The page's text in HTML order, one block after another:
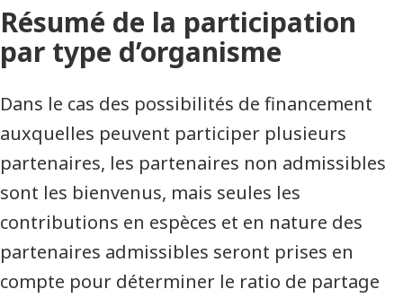
Résumé de la participation
par type d’organisme
Dans le cas des possibilités de financement
auxquelles peuvent participer plusieurs
partenaires, les partenaires non admissibles
sont les bienvenus, mais seules les
contributions en espèces et en nature des
partenaires admissibles seront prises en
compte pour déterminer le ratio de partage